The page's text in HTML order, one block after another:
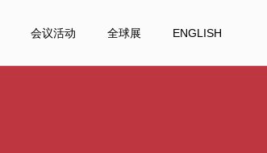
会议活动 全球展 ENGLISH